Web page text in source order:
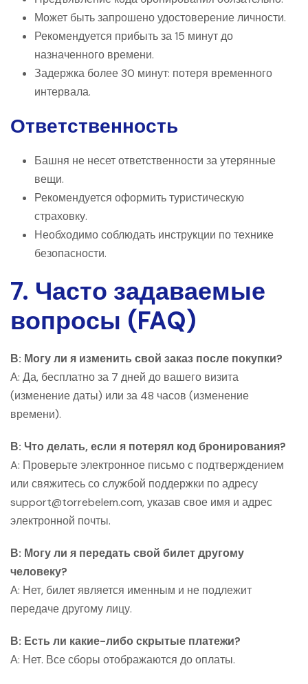
Может быть запрошено удостоверение личности.
Рекомендуется прибыть за 15 минут до
назначенного времени.
Задержка более 30 минут: потеря временного
интервала.
Ответственность
Башня не несет ответственности за утерянные
вещи.
Рекомендуется оформить туристическую
страховку.
Необходимо соблюдать инструкции по технике
безопасности.
7. Часто задаваемые
вопросы (FAQ)
В: Могу ли я изменить свой заказ после покупки?
А: Да, бесплатно за 7 дней до вашего визита
(изменение даты) или за 48 часов (изменение
времени).
В: Что делать, если я потерял код бронирования?
A: Проверьте электронное письмо с подтверждением
или свяжитесь со службой поддержки по адресу
support@torrebelem.com, указав свое имя и адрес
электронной почты.
В: Могу ли я передать свой билет другому
человеку?
А: Нет, билет является именным и не подлежит
передаче другому лицу.
В: Есть ли какие-либо скрытые платежи?
А: Нет. Все сборы отображаются до оплаты.